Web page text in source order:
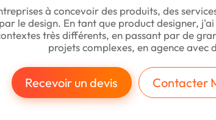
à concevoir des produits, des
le design. En tant que product designer,
très différents, en passant par de
projets complexes, en agence avec
Recevoir un devis Contacter